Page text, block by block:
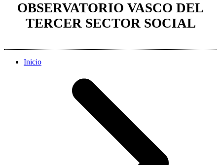
OBSERVATORIO VASCO DEL
TERCER SECTOR SOCIAL
Inicio